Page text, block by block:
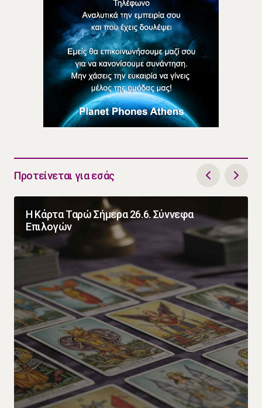
Προτείνεται για εσάς
Η Κάρτα Ταρώ Σήμερα 26.6. Σύννεφα
Επιλογών